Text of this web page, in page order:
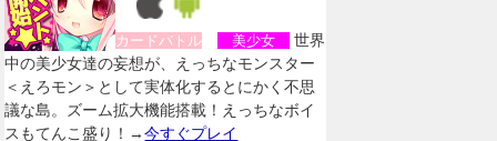
カードバトル 美少女
世界
中の美少女達の妄想が、えっちなモンスター
＜えろモン＞として実体化するとにかく不思
議な島。ズーム拡大機能搭載！えっちなボイ
スもてんこ盛り！→今すぐプレイ